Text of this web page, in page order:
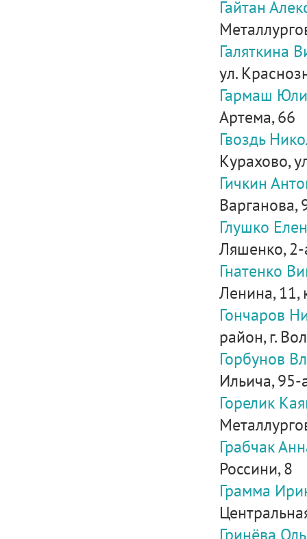
Гайтан
Галяткина
ул.
Гармаш
Артема, 66
Гвоздь
Курахово,
Гичкин
Варганова,
Глушко
Ляшенко, 2-
Гнатенко
Ленина, 11,
Гончаров
район, г.
Горбунов
Ильича, 95-
Горелик
Грабчак
Россини, 8
Грамма
Гринёва